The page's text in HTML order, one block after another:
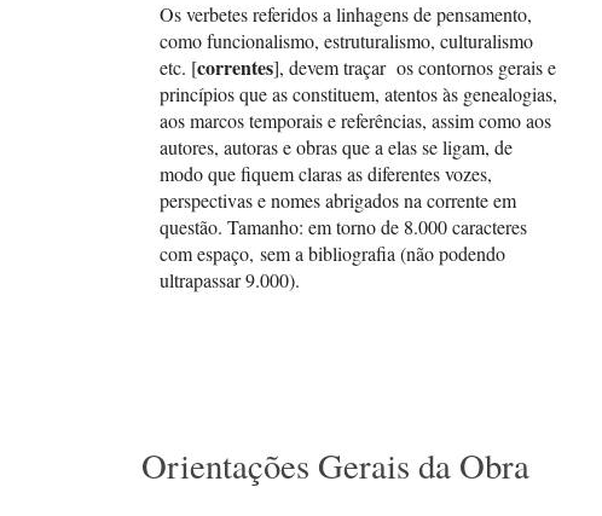
Os verbetes referidos a linhagens de pensamento,
como funcionalismo, estruturalismo, culturalismo
etc. [correntes], devem traçar os contornos gerais e
princípios que as constituem, atentos às genealogias,
aos marcos temporais e referências, assim como aos
autores, autoras e obras que a elas se ligam, de
modo que fiquem claras as diferentes vozes,
perspectivas e nomes abrigados na corrente em
questão. Tamanho: em torno de 8.000 caracteres
com espaço, sem a bibliografia (não podendo
ultrapassar 9.000).
Orientações Gerais da Obra